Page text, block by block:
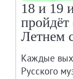
18 и 19
Летнем
Каждые
Русского